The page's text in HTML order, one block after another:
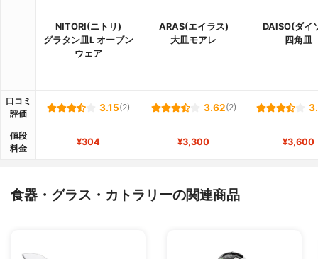
NITORI(ニトリ)
グラタン皿L オーブン
ウェア
ARAS(エイラス)
大皿モアレ
DAISO(ダイ
四角皿
口コミ
評価
3.15(2) 3.62(2)
値段
料金
¥304 ¥3,300 ¥3,600
食器・グラス・カトラリーの関連商品